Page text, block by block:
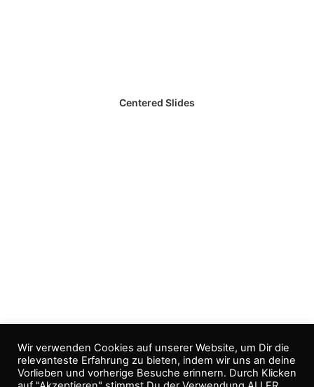
Centered Slides
Wir verwenden Cookies auf unserer Website, um Dir die
relevanteste Erfahrung zu bieten, indem wir uns an deine
Vorlieben und vorherige Besuche erinnern. Durch Klicken